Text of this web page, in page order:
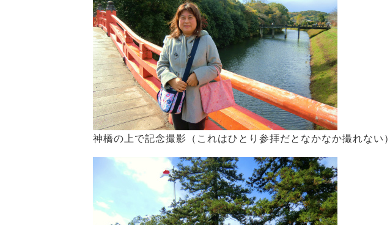
神橋の上で記念撮影（これはひとり参拝だとなかなか撮れない）